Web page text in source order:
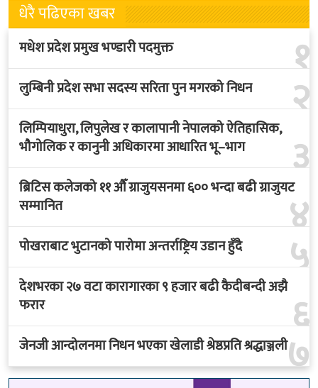
धेरै पढिएका खबर
१
मधेश प्रदेश प्रमुख भण्डारी पदमुक्त
२
लुम्बिनी प्रदेश सभा सदस्य सरिता पुन मगरको निधन
३
लिम्पियाधुरा, लिपुलेख र कालापानी नेपालको ऐतिहासिक,
भौगोलिक र कानुनी अधिकारमा आधारित भू–भाग
४
ब्रिटिस कलेजको ११ औँ ग्राजुयसनमा ६०० भन्दा बढी ग्राजुयट
सम्मानित
५
पोखराबाट भुटानको पारोमा अन्तर्राष्ट्रिय उडान हुँदै
६
देशभरका २७ वटा कारागारका ९ हजार बढी कैदीबन्दी अझै
फरार
७
जेनजी आन्दोलनमा निधन भएका खेलाडी श्रेष्ठप्रति श्रद्धाञ्जली